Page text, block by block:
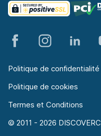
© 2011 - 2026
Politique de confidentialité
Politique de cookies
Termes et Conditions